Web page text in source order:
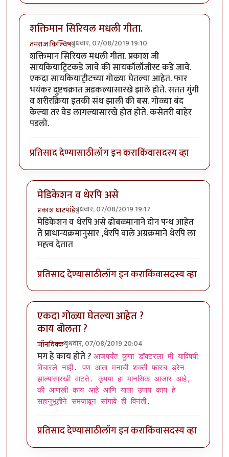
शक्तिमान सिरियल मधली गीता.
तमराज किल्विषबुधवार, 07/08/2019 19:10
शक्तिमान सिरियल मधली गीता. प्रकाश जी
सायकियाट्रिटकडे जावे की सायकॉलॉजीस्ट कडे जावे.
एकदा सायकियाट्रीटच्या गोळ्या घेतल्या आहेत. फार
भयंकर दुष्टचक्रात अडकल्यासारखे झाले होते. सतत गुंगी
व शरीरक्रिया इतकी संथ झाली की बस. गोळ्या बंद
केल्या तर वेड लागल्यासारखे होत होते. कसेतरी बाहेर
पडलो.
प्रतिसाद देण्यासाठीलॉग इन कराकिंवासदस्य व्हा
मेडिकेशन व थेरपि असे
प्रकाश घाटपांडेबुधवार, 07/08/2019 19:17
In reply toशक्तिमान सिरियल मधली गीता.byतमराज
मेडिकेशन व थेरपि असे ढोबळ्मानाने दोन पन्थ आहेत
ते प्राधान्यक्रमानुसार ,थेरपि वाले अग्रक्रमाने थेरपि ला
मह्त्व देतात
प्रतिसाद देण्यासाठीलॉग इन कराकिंवासदस्य व्हा
एकदा गोळ्या घेतल्या आहेत ?
काय बोलता ?
जॉनविक्कबुधवार, 07/08/2019 20:04
In reply toशक्तिमान सिरियल मधली गीता.byतमराज
मग हे काय होते ? आजपर्यंत कुणा डॉक्टरला मी याविषयी
विचारले नाही. पण आता मनाची शक्ती फारच ड्रेन
झाल्यासारखी वाटते. कृपया हा मानसिक आजार आहे,
की आणखी काय आहे आणि याला उपाय काय हे
सहानुभूतीने समजावून सांगावे ही विनंती.
प्रतिसाद देण्यासाठीलॉग इन कराकिंवासदस्य व्हा